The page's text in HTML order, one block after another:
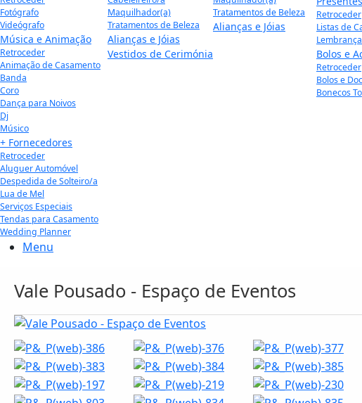
Fotógrafo
Videógrafo
Música e Animação
Retroceder
Animação de Casamento
Banda
Coro
Dança para Noivos
Dj
Músico
+ Fornecedores
Retroceder
Aluguer Automóvel
Despedida de Solteiro/a
Lua de Mel
Serviços Especiais
Tendas para Casamento
Wedding Planner
Maquilhador(a)
Tratamentos de Beleza
Alianças e Jóias
Vestidos de Cerimónia
Tratamentos de Beleza
Alianças e Jóias
Retroceder
Listas de
Bolos e
Retroceder
Bolos e
Bonecos
Menu
Vale Pousado - Espaço de Eventos